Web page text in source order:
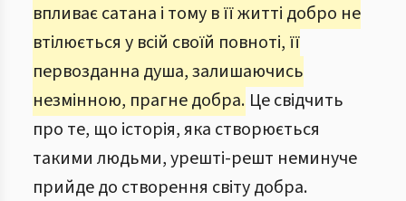
впливає сатана і тому в її житті добро не
втілюється у всій своїй повноті, її
первозданна душа, залишаючись
незмінною, прагне добра. Це свідчить
про те, що історія, яка створюється
такими людьми, урешті-решт неминуче
прийде до створення світу добра.